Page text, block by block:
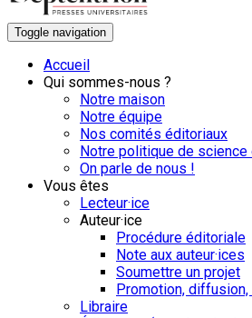
Toggle navigation
Accueil
Qui sommes-nous ?
Notre maison
Notre équipe
Nos comités éditoriaux
Notre politique de science
On parle de nous !
Vous êtes
Lecteur·ice
Auteur·ice
Procédure éditoriale
Note aux auteur·ices
Soumettre un projet
Promotion,
Libraire